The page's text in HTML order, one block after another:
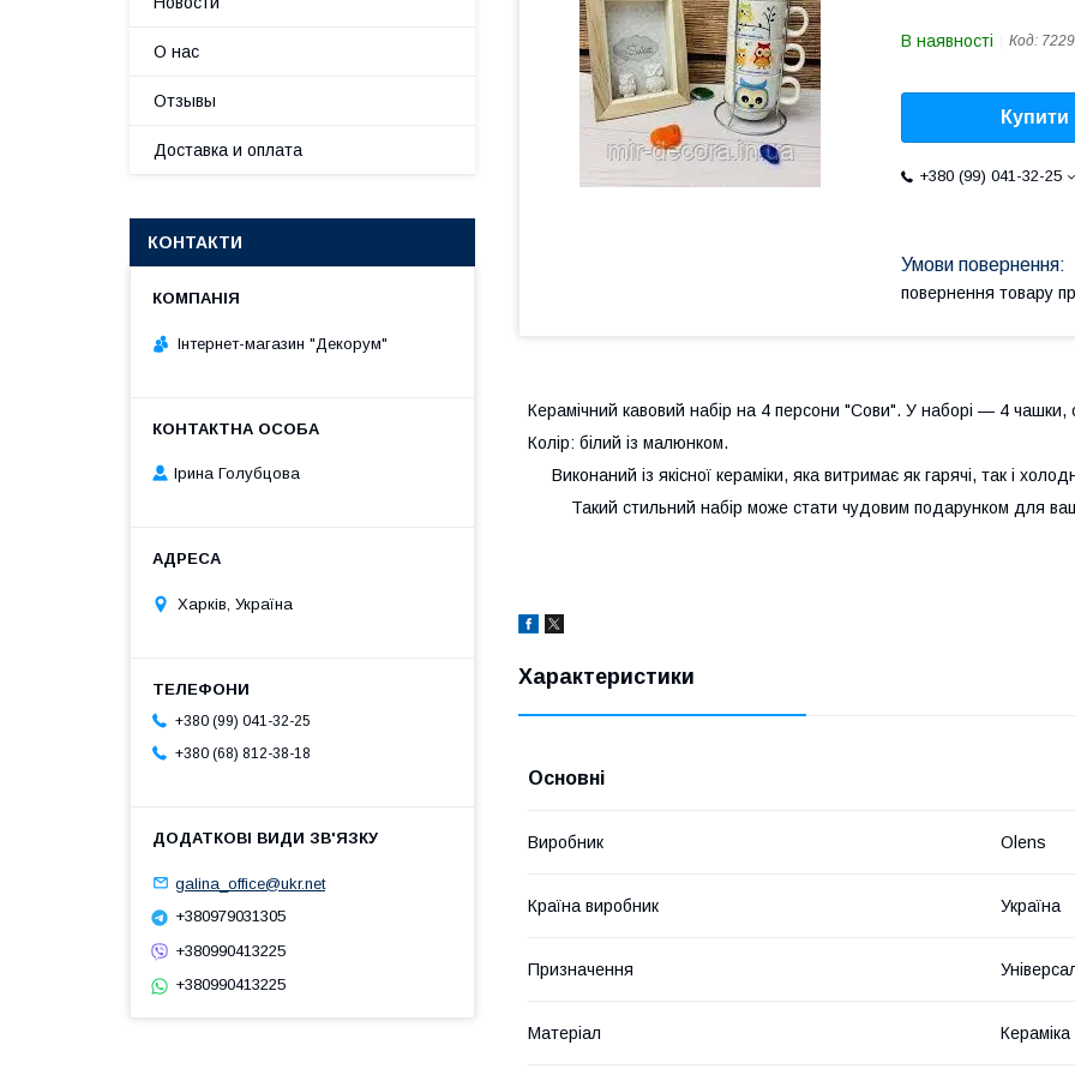
В наявності Код:
Купити
+380 (99) 041-32-25
повернення товару
Керамічний кавовий набір на 4 персони "Сови". У наборі — 4
Колір: білий із малюнком.
Виконаний із якісної кераміки, яка витримає як гарячі, так і
Такий стильний набір може стати чудовим подарунком для
Характеристики
Основні
Виробник Olens
Країна виробник Україна
Призначення
Матеріал Кераміка
О нас
Отзывы
Доставка и оплата
КОНТАКТИ
Інтернет-магазин "Декорум"
Ірина Голубцова
Харків, Україна
+380 (99) 041-32-25
+380 (68) 812-38-18
galina_office@ukr.net
+380979031305
+380990413225
+380990413225